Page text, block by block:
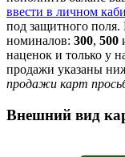
ввести в личном
под защитного
номиналов: 300, 500
наценок и только у
продажи указаны
продажи карт
Внешний вид